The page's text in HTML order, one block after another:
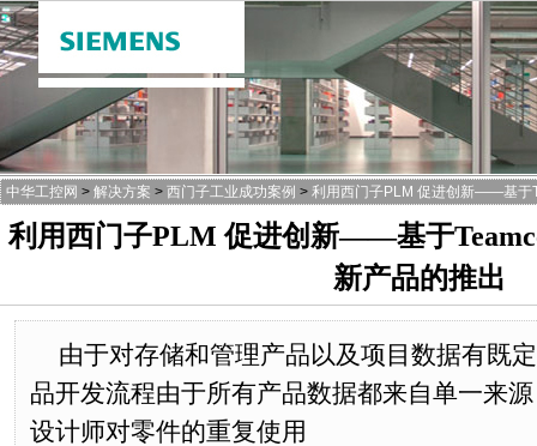
中华工控网 > 解决方案 > 西门子工业成功案例 > 利用西门子PLM 促进创新——基于
利用西门子PLM 促进创新——基于
新产品的推出
由于对存储和管理产品以及项目数据有既
品开发流程由于所有产品数据都来自单一来
设计师对零件的重复使用